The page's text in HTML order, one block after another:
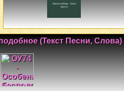
(Текст Песни, Слова)